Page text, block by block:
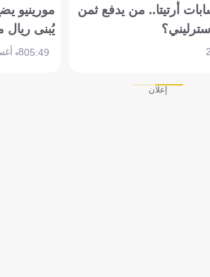
أرتيتا.. من يدفع ثمن
مورينيو
يُبنى ريال
05:498 أغسطس 2026
إعلان